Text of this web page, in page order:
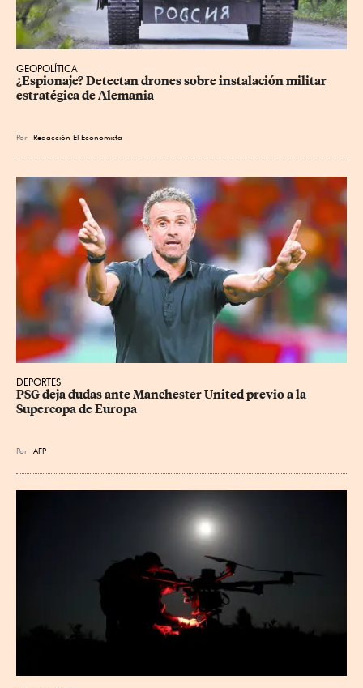
GEOPOLÍTICA
¿Espionaje? Detectan drones sobre instalación militar
estratégica de Alemania
Por Redacción El Economista
DEPORTES
PSG deja dudas ante Manchester United previo a la
Supercopa de Europa
Por AFP